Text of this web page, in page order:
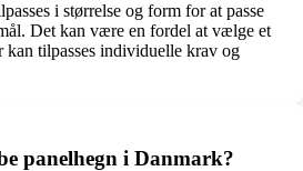
i størrelse og form for at passe
Det kan være en fordel at vælge et
kan tilpasses individuelle krav og
panelhegn i Danmark?